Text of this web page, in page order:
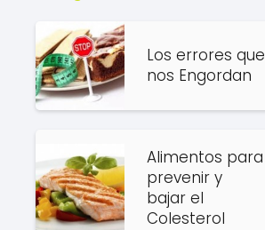
Los errores que
nos Engordan
Alimentos para
prevenir y
bajar el
Colesterol